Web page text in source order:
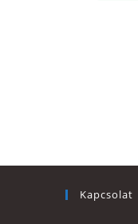
Kapcsolat